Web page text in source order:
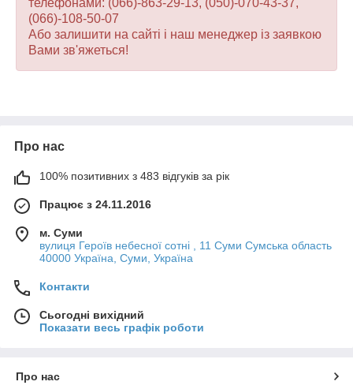
телефонами: (066)-863-29-13, (050)-070-43-37,
(066)-108-50-07
Або залишити на сайті і наш менеджер із заявкою
Вами зв'яжеться!
Про нас
100% позитивних з 483 відгуків за рік
Працює з 24.11.2016
м. Суми
вулиця Героїв небесної сотні , 11 Суми Сумська область
40000 Україна, Суми, Україна
Контакти
Сьогодні вихідний
Показати весь графік роботи
Про нас